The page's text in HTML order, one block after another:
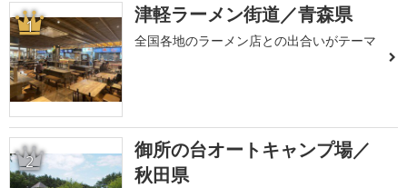
1 津軽ラーメン街道／青森県
全国各地のラーメン店との出合いがテーマ
2
御所の台オートキャンプ場／
秋田県